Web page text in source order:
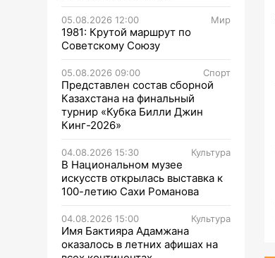
05.08.2026 12:00 Мир
1981: Крутой маршрут по
Советскому Союзу
05.08.2026 09:00 Спорт
Представлен состав сборной
Казахстана на финальный
турнир «Кубка Билли Джин
Кинг-2026»
04.08.2026 15:30 Культура
В Национальном музее
искусств открылась выставка к
100-летию Сахи Романова
04.08.2026 15:00 Культура
Имя Бактияра Адамжана
оказалось в летних афишах на